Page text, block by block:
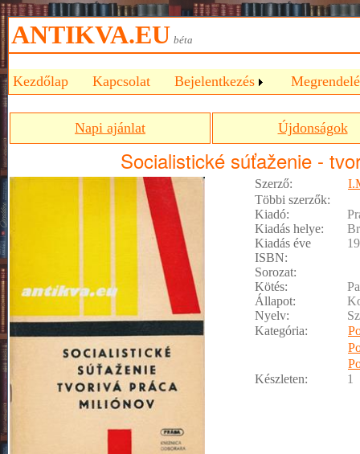
ANTIKVA.EU béta
Kezdőlap Kapcsolat Bejelentkezés
Napi ajánlat Újdonságok
Socialistické súťaženie -
Szerző:
Többi szerzők:
Kiadó:
Kiadás helye:
Kiadás éve
ISBN:
Sorozat:
Kötés:
Állapot:
Nyelv:
Kategória:
Készleten:
1